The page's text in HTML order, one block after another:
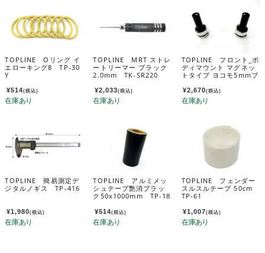
TOPLINE Oリング イ
エローキング8 TP-30
Y
¥514(税込)
TOPLINE MRT ストレ
ートリーマー ブラック
2.0mm TK-SR220
¥2,033(税込)
TOPLINE フロント_ボ
ディマウント マグネッ
トタイプ ヨコモ5mmブ
¥2,670(税込)
TOPLINE 簡易測定デ
ジタルノギス TP-416
¥1,980(税込)
TOPLINE アルミメッ
シュテープ艶消ブラッ
ク50x1000mm TP-18
¥514(税込)
TOPLINE フェンダー
スルスルテープ 50cm
TP-61
¥1,007(税込)